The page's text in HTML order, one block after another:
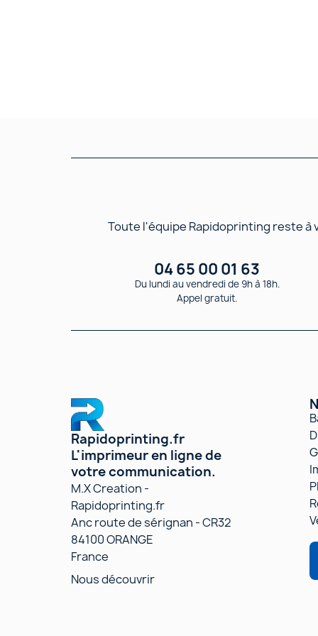
Toute l'équipe Rapidoprinting reste à
04 65 00 01 63
Du lundi au vendredi de 9h à 18h.
Appel gratuit.
Rapidoprinting.fr
L'imprimeur en ligne de
votre communication.
M.X Creation -
Rapidoprinting.fr
Anc route de sérignan - CR32
84100 ORANGE
France
Nous découvrir